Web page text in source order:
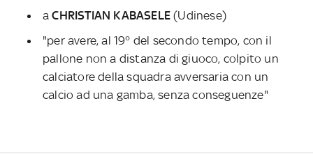
aCHRISTIAN KABASELE(Udinese)
"per avere, al 19° del secondo tempo, con il
pallone non a distanza di giuoco, colpito un
calciatore della squadra avversaria con un
calcio ad una gamba, senza conseguenze"